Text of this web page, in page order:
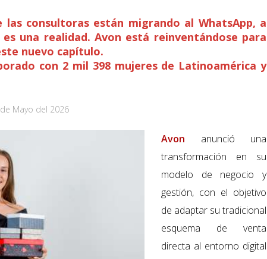
las consultoras están migrando al WhatsApp, a
es una realidad. Avon está reinventándose para
nuevo capítulo.
con 2 mil 398 mujeres de Latinoamérica y
Mayo del 2026
Avon anunció una
transformación en su
modelo de negocio y
gestión, con el objetivo
de adaptar su tradicional
esquema de venta
directa al entorno digital